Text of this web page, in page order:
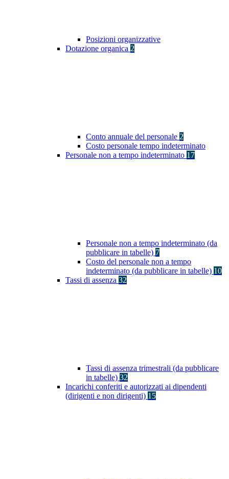
Posizioni organizzative
Dotazione organica 2
Conto annuale del personale 2
Costo personale tempo indeterminato
Personale non a tempo indeterminato 17
Personale non a tempo indeterminato (da
pubblicare in tabelle) 7
Costo del personale non a tempo
indeterminato (da pubblicare in tabelle) 10
Tassi di assenza 32
Tassi di assenza trimestrali (da pubblicare
in tabelle) 32
Incarichi conferiti e autorizzati ai dipendenti
(dirigenti e non dirigenti) 15